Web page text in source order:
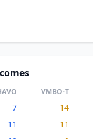
VMBO-T
7 14
11 11